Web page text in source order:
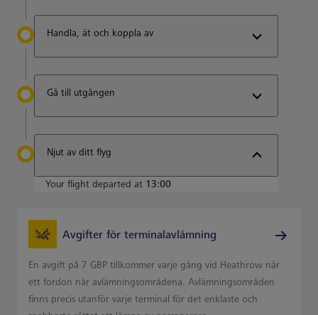
Handla, ät och koppla av
Gå till utgången
Njut av ditt flyg
Your flight departed at 13:00
Avgifter för terminalavlämning
En avgift på 7 GBP tillkommer varje gång vid Heathrow när
ett fordon når avlämningsområdena. Avlämningsområden
finns precis utanför varje terminal för det enklaste och